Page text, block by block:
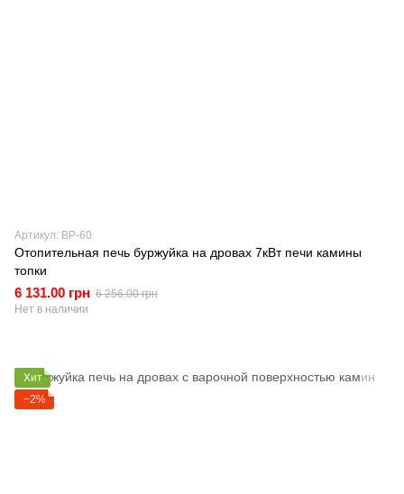
Артикул: BP-60
Отопительная печь буржуйка на дровах 7кВт печи камины
топки
6 131.00 грн 6 256.00 грн
Нет в наличии
Хит
−2%